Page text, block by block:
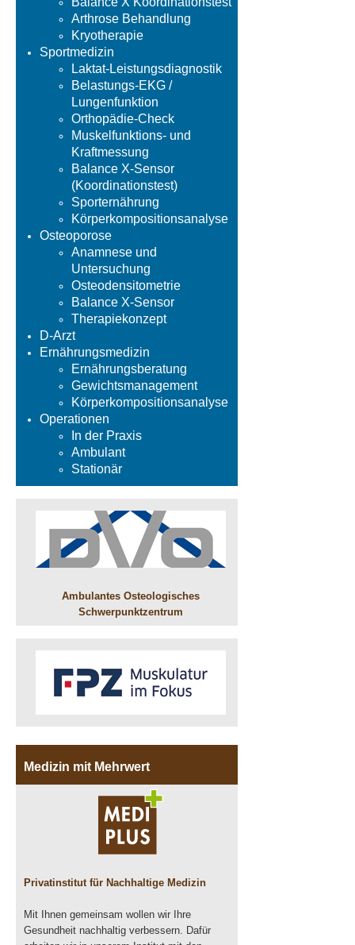
Arthrose Behandlung
Kryotherapie
Sportmedizin
Laktat-Leistungsdiagnostik
Belastungs-EKG /
Lungenfunktion
Orthopädie-Check
Muskelfunktions- und
Kraftmessung
Balance X-Sensor
(Koordinationstest)
Sporternährung
Körperkompositionsanalyse
Osteoporose
Anamnese und
Untersuchung
Osteodensitometrie
Balance X-Sensor
Therapiekonzept
D-Arzt
Ernährungsmedizin
Ernährungsberatung
Gewichtsmanagement
Körperkompositionsanalyse
Operationen
In der Praxis
Ambulant
Stationär
Ambulantes Osteologisches
Schwerpunktzentrum
Medizin mit Mehrwert
Privatinstitut für Nachhaltige Medizin
Mit Ihnen gemeinsam wollen wir Ihre
Gesundheit nachhaltig verbessern. Dafür